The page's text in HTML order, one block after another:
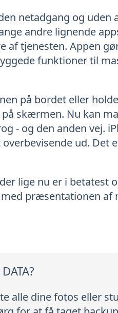
netadgang og uden
andre lignende
af tjenesten. Appen
funktioner til
på bordet eller
skærmen. Nu kan
- og den anden vej.
ud. Det
lige nu er i betatest
præsentationen af
alle dine fotos eller